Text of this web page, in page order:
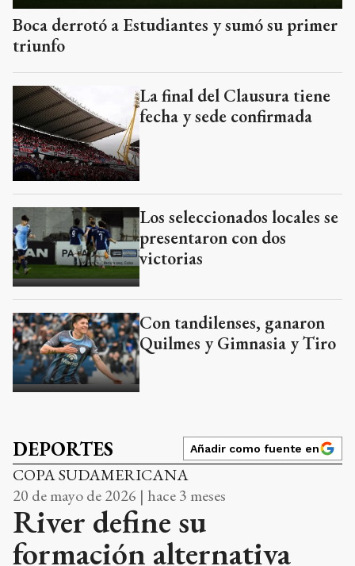
Boca derrotó a Estudiantes y sumó su primer
triunfo
La final del Clausura tiene
fecha y sede confirmada
Los seleccionados locales se
presentaron con dos
victorias
Con tandilenses, ganaron
Quilmes y Gimnasia y Tiro
DEPORTES Añadir como fuente en
COPA SUDAMERICANA
20 de mayo de 2026 | hace 3 meses
River define su
formación alternativa